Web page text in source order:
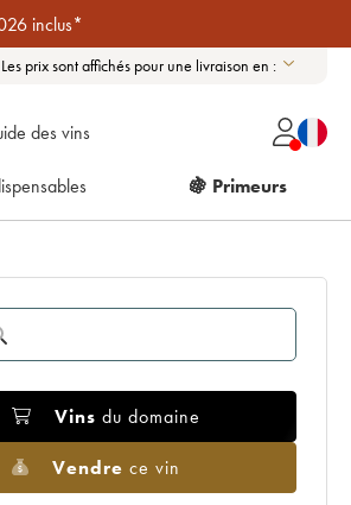
inclus*
Les prix sont affichés pour une livraison en :
des vins
🍇 Primeurs
Vins du domaine
Vendre ce vin